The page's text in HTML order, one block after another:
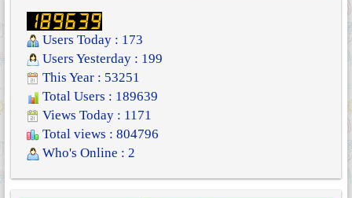
Users Today : 173
Users Yesterday : 199
This Year : 53251
Total Users : 189639
Views Today : 1171
Total views : 804796
Who's Online : 2